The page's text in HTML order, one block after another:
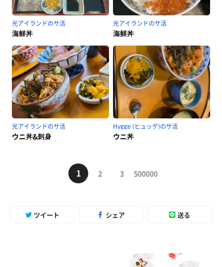
光アイランドのサ活
海鮮丼
光アイランドのサ活
海鮮丼
光アイランドのサ活
ウニ丼&刺身
Hygge (ヒュッゲ)のサ活
ウニ丼
1 2 3 500000
ツイート シェア 送る